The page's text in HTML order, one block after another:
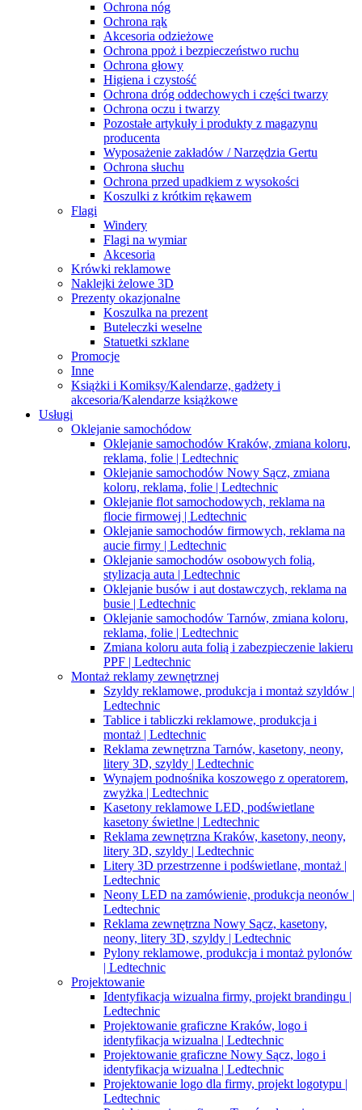
Ochrona nóg
Ochrona rąk
Akcesoria odzieżowe
Ochrona ppoż i bezpieczeństwo ruchu
Ochrona głowy
Higiena i czystość
Ochrona dróg oddechowych i części twarzy
Ochrona oczu i twarzy
Pozostałe artykuły i produkty z magazynu
producenta
Wyposażenie zakładów / Narzędzia Gertu
Ochrona słuchu
Ochrona przed upadkiem z wysokości
Koszulki z krótkim rękawem
Flagi
Windery
Flagi na wymiar
Akcesoria
Krówki reklamowe
Naklejki żelowe 3D
Prezenty okazjonalne
Koszulka na prezent
Buteleczki weselne
Statuetki szklane
Promocje
Inne
Książki i Komiksy/Kalendarze, gadżety i
akcesoria/Kalendarze książkowe
Usługi
Oklejanie samochódow
Oklejanie samochodów Kraków, zmiana koloru,
reklama, folie | Ledtechnic
Oklejanie samochodów Nowy Sącz, zmiana
koloru, reklama, folie | Ledtechnic
Oklejanie flot samochodowych, reklama na
flocie firmowej | Ledtechnic
Oklejanie samochodów firmowych, reklama na
aucie firmy | Ledtechnic
Oklejanie samochodów osobowych folią,
stylizacja auta | Ledtechnic
Oklejanie busów i aut dostawczych, reklama na
busie | Ledtechnic
Oklejanie samochodów Tarnów, zmiana koloru,
reklama, folie | Ledtechnic
Zmiana koloru auta folią i zabezpieczenie lakieru
PPF | Ledtechnic
Montaż reklamy zewnętrznej
Szyldy reklamowe, produkcja i montaż szyldów |
Ledtechnic
Tablice i tabliczki reklamowe, produkcja i
montaż | Ledtechnic
Reklama zewnętrzna Tarnów, kasetony, neony,
litery 3D, szyldy | Ledtechnic
Wynajem podnośnika koszowego z operatorem,
zwyżka | Ledtechnic
Kasetony reklamowe LED, podświetlane
kasetony świetlne | Ledtechnic
Reklama zewnętrzna Kraków, kasetony, neony,
litery 3D, szyldy | Ledtechnic
Litery 3D przestrzenne i podświetlane, montaż |
Ledtechnic
Neony LED na zamówienie, produkcja neonów |
Ledtechnic
Reklama zewnętrzna Nowy Sącz, kasetony,
neony, litery 3D, szyldy | Ledtechnic
Pylony reklamowe, produkcja i montaż pylonów
| Ledtechnic
Projektowanie
Identyfikacja wizualna firmy, projekt brandingu |
Ledtechnic
Projektowanie graficzne Kraków, logo i
identyfikacja wizualna | Ledtechnic
Projektowanie graficzne Nowy Sącz, logo i
identyfikacja wizualna | Ledtechnic
Projektowanie logo dla firmy, projekt logotypu |
Ledtechnic